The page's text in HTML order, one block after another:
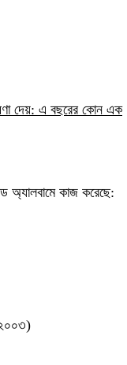
দেয়: এ বছরের কোন এক
অ্যালবামে কাজ করেছে: